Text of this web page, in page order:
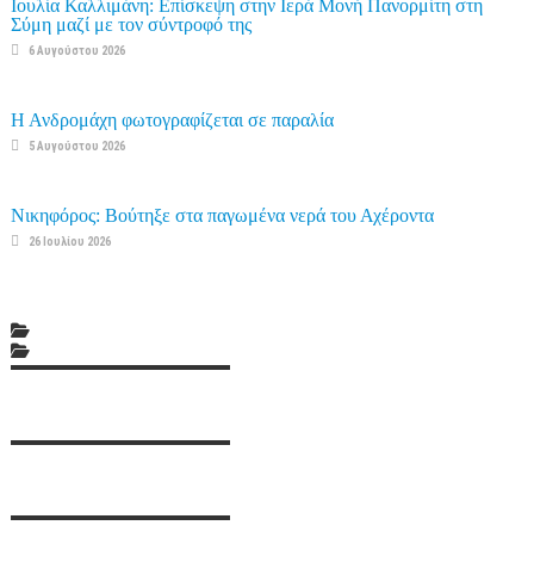
Ιουλία Καλλιμάνη: Επίσκεψη στην Ιερά Μονή Πανορμίτη στη
Σύμη μαζί με τον σύντροφό της
6 Αυγούστου 2026
Η Ανδρομάχη φωτογραφίζεται σε παραλία
5 Αυγούστου 2026
Νικηφόρος: Βούτηξε στα παγωμένα νερά του Αχέροντα
26 Ιουλίου 2026